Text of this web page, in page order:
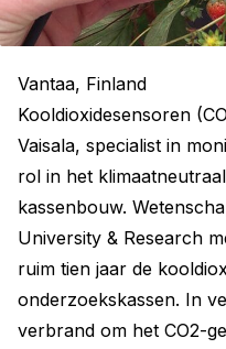
Vantaa, Finland
Kooldioxidesensoren
Vaisala, specialist in
rol in het
kassenbouw.
University & Research
ruim tien jaar de
onderzoekskassen. In
verbrand om het CO2-